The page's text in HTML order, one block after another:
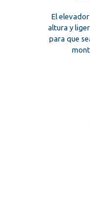
El
altura y
para que